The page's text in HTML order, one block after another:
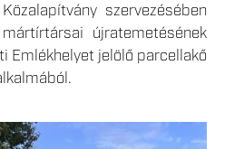
szervezésében
újratemetésének
Emlékhelyet jelölő parcellakő